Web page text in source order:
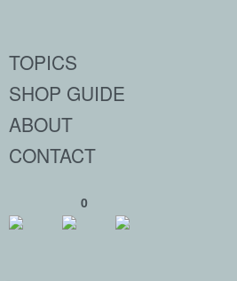
TOPICS
SHOP GUIDE
ABOUT
CONTACT
0